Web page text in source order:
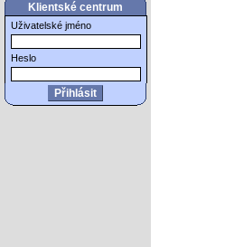
Klientské centrum
Uživatelské jméno
Heslo